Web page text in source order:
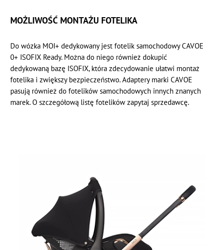
MOŻLIWOŚĆ MONTAŻU FOTELIKA
Do wózka MOI+ dedykowany jest fotelik samochodowy CAVOE
0+ ISOFIX Ready. Można do niego również dokupić
dedykowaną bazę ISOFIX, która zdecydowanie ułatwi montaż
fotelika i zwiększy bezpieczeństwo. Adaptery marki CAVOE
pasują również do fotelików samochodowych innych znanych
marek. O szczegółową listę fotelików zapytaj sprzedawcę.